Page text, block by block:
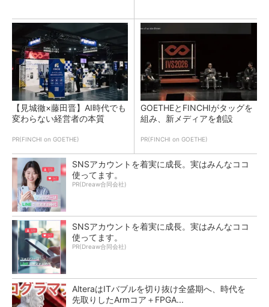
【見城徹×藤田晋】AI時代でも
変わらない経営者の本質
PR(FINCHI on GOETHE)
GOETHEとFINCHIがタッグを
組み、新メディアを創設
PR(FINCHI on GOETHE)
SNSアカウントを着実に成長。実はみんなココ
使ってます。
PR(Dreaw合同会社)
SNSアカウントを着実に成長。実はみんなココ
使ってます。
PR(Dreaw合同会社)
AlteraはITバブルを切り抜け全盛期へ、時代を
先取りしたArmコア＋FPGA...